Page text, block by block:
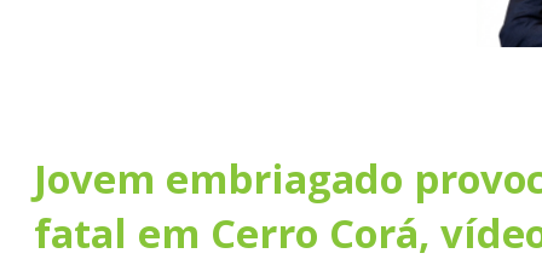
Jovem embriagado
fatal em Cerro Corá,